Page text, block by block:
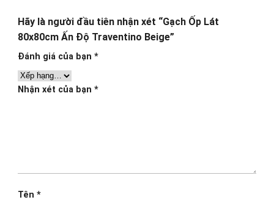
Hãy là người đầu tiên nhận xét “Gạch Ốp Lát
80x80cm Ấn Độ Traventino Beige”
Đánh giá của bạn *
Nhận xét của bạn *
Tên *